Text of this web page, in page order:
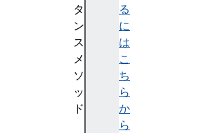
る
に
は
こ
ち
ら
か
ら
タ
ン
ス
メ
ソ
ッ
ド